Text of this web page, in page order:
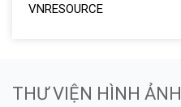
VNRESOURCE
THƯ VIỆN HÌNH ẢNH